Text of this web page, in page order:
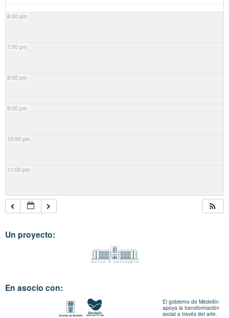
6:00 pm
7:00 pm
8:00 pm
9:00 pm
10:00 pm
11:00 pm
Un proyecto:
En asocio con:
El gobierno de Medellín
apoya la transformación
social a través del arte.